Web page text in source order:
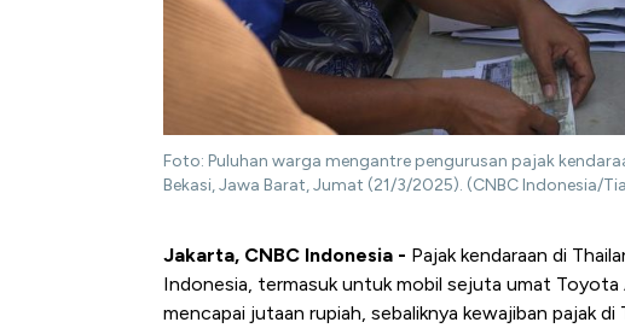
Foto: Puluhan warga mengantre pengurusan pajak
Bekasi, Jawa Barat, Jumat (21/3/2025). (CNBC Indonesia/
Jakarta, CNBC Indonesia - Pajak kendaraan di
Indonesia, termasuk untuk mobil sejuta umat Toyota
mencapai jutaan rupiah, sebaliknya kewajiban pajak